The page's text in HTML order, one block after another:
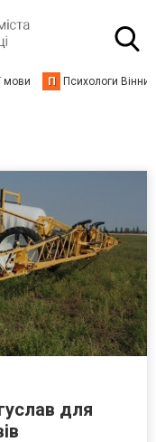
мови П Психологи
для